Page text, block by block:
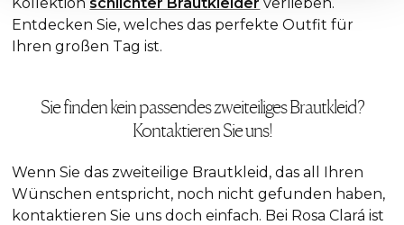
Entdecken Sie, welches das perfekte Outfit für
Ihren großen Tag ist.
Sie finden kein passendes zweiteiliges Brautkleid?
Kontaktieren Sie uns!
Wenn Sie das zweiteilige Brautkleid, das all Ihren
Wünschen entspricht, noch nicht gefunden haben,
kontaktieren Sie uns doch einfach. Bei Rosa Clará ist